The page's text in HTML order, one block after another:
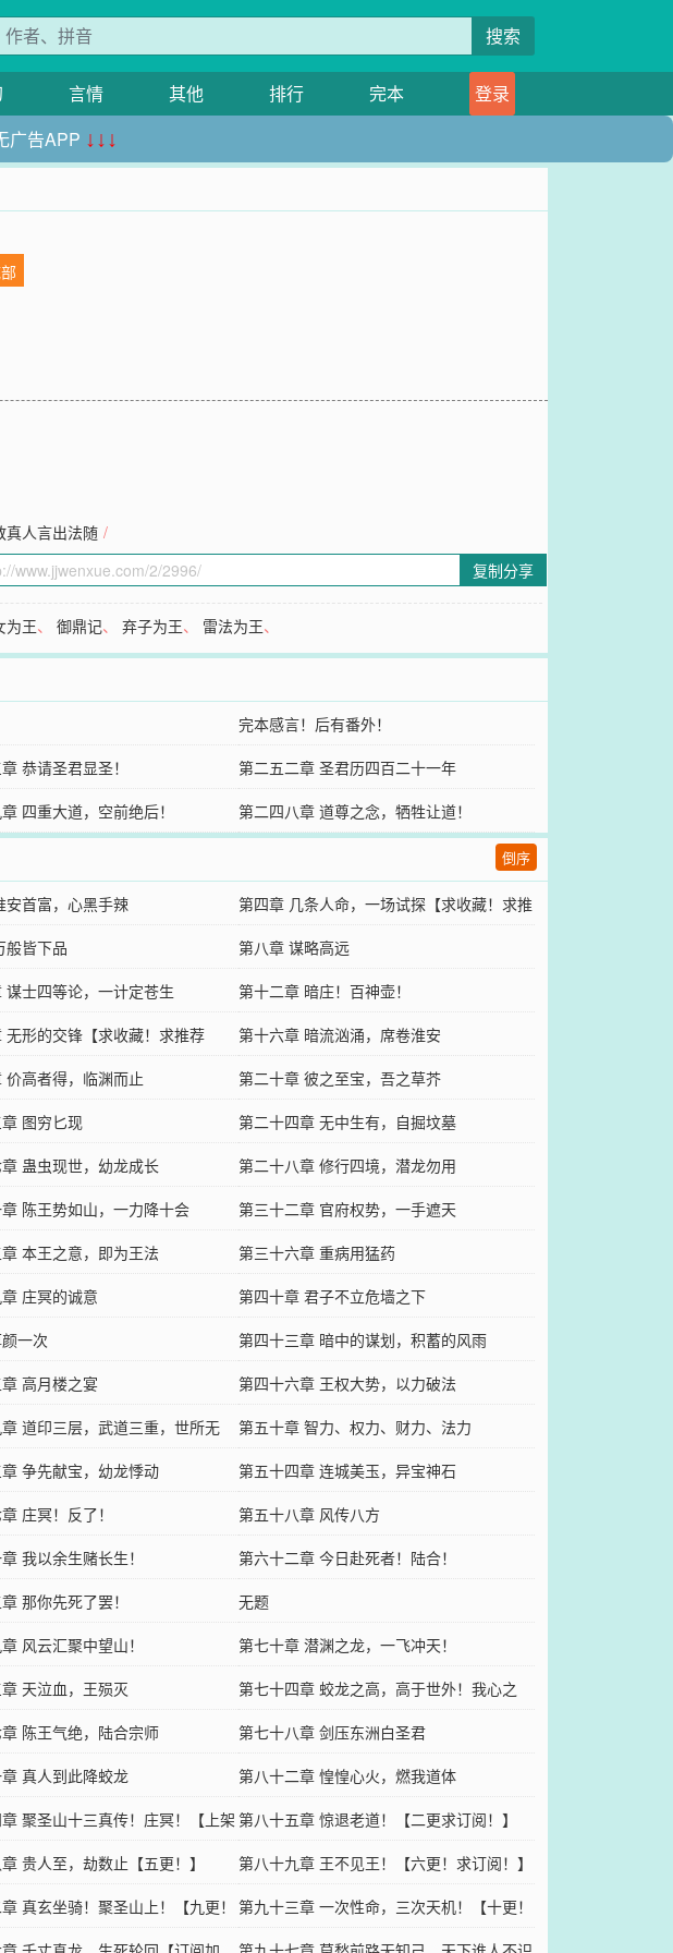
搜索
言情 其他 排行 完本
登录
广告APP ↓↓↓
真人言出法随 /
复制分享
为王、御鼎记、弃子为王、 雷法为王、
完本感言！后有番外！
恭请圣君显圣！
第二五二章 圣君历四百二十一年
四重大道，空前绝后！ 第二四八章 道尊之念，牺牲让道！
倒序
安首富，心黑手辣
第四章 几条人命，一场试探【求收藏！求推
荐票！】
般皆下品
第八章 谋略高远
谋士四等论，一计定苍生
第十二章 暗庄！百神壶！
无形的交锋【求收藏！求推荐
第十六章 暗流汹涌，席卷淮安
价高者得，临渊而止
第二十章 彼之至宝，吾之草芥
图穷匕现
第二十四章 无中生有，自掘坟墓
蛊虫现世，幼龙成长
第二十八章 修行四境，潜龙勿用
陈王势如山，一力降十会
第三十二章 官府权势，一手遮天
本王之意，即为王法
第三十六章 重病用猛药
庄冥的诚意
第四十章 君子不立危墙之下
一次
第四十三章 暗中的谋划，积蓄的风雨
高月楼之宴
第四十六章 王权大势，以力破法
道印三层，武道三重，世所无
第五十章 智力、权力、财力、法力
争先献宝，幼龙悸动
第五十四章 连城美玉，异宝神石
庄冥！反了！
第五十八章 风传八方
我以余生赌长生！
第六十二章 今日赴死者！陆合！
那你先死了罢！
无题
风云汇聚中望山！
第七十章 潜渊之龙，一飞冲天！
天泣血，王殒灭
第七十四章 蛟龙之高，高于世外！我心之
高，高于皇权！
陈王气绝，陆合宗师
第七十八章 剑压东洲白圣君
真人到此降蛟龙
第八十二章 惶惶心火，燃我道体
聚圣山十三真传！庄冥！【上架第八十五章 惊退老道！【二更求订阅！】
贵人至，劫数止【五更！】
第八十九章 王不见王！【六更！求订阅！】
真玄坐骑！聚圣山上！【九更！
第九十三章 一次性命，三次天机！【十更！